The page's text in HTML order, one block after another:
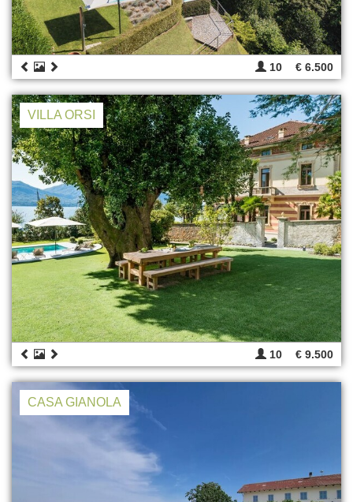
10 € 6.500
VILLA ORSI
10 € 9.500
CASA GIANOLA